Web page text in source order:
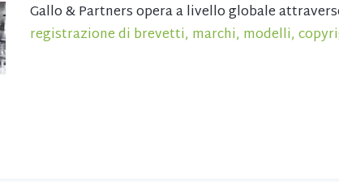
Gallo & Partners opera a livello globale
registrazione di brevetti, marchi, modelli,